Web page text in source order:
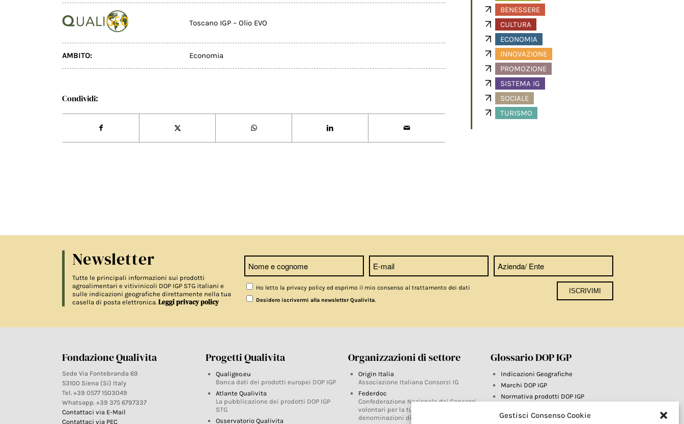
Gestisci Consenso Cookie
Toscano IGP – Olio EVO
AMBITO: Economia
Condividi:
BENESSERE
CULTURA
ECONOMIA
INNOVAZIONE
PROMOZIONE
SISTEMA IG
SOCIALE
TURISMO
Newsletter
Tutte le principali informazioni sui prodotti
agroalimentari e vitivinicoli DOP IGP STG italiani e
sulle indicazioni geografiche direttamente nella tua
casella di posta elettronica. Leggi privacy policy
Ho letto la privacy policy ed esprimo il mio consenso al trattamento dei dati
Desidero iscrivermi alla newsletter Qualivita.
Fondazione Qualivita
Sede Via Fontebranda 69
53100 Siena (Si) Italy
Tel. +39 0577 1503049
Whatsapp. +39 375 6797337
Contattaci via E-Mail
Contattaci via PEC
Progetti Qualivita
Qualigeo.eu
Banca dati dei prodotti europei DOP IGP
Atlante Qualivita
La pubblicazione dei prodotti DOP IGP
STG
Osservatorio Qualivita
Organizzazioni di settore
Origin Italia
Associazione Italiana Consorzi IG
Federdoc
Confederazione Nazionale dei Consorzi
volontari per la tutela delle
denominazioni di origine
Glossario DOP IGP
Indicazioni Geografiche
Marchi DOP IGP
Normativa prodotti DOP IGP
Farm To Fork e prodotti DOP IGP